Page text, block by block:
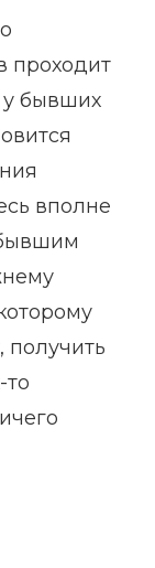
проходит
у бывших
вполне
получить
то